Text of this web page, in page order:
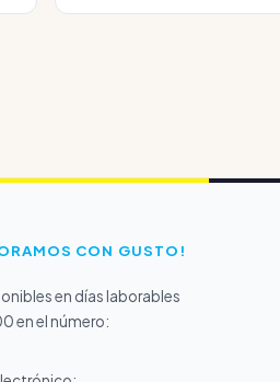
CON GUSTO!
en días laborables
en el número: